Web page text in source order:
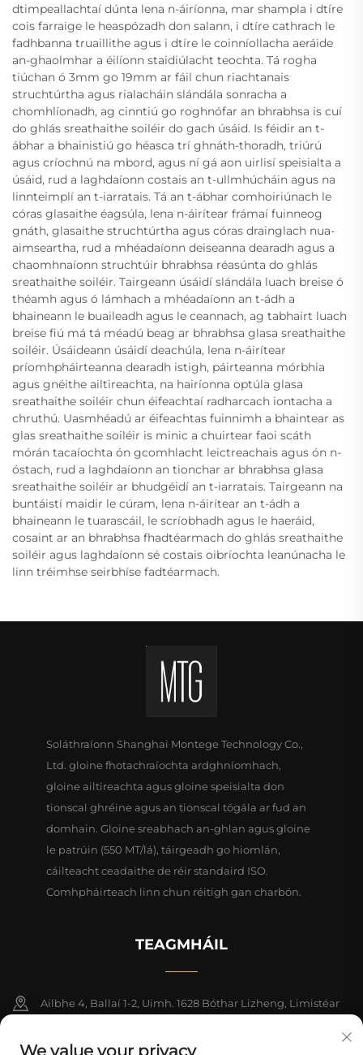
dtimpeallachtaí dúnta lena n-áiríonna, mar shampla i dtíre
cois farraige le heaspózadh don salann, i dtíre cathrach le
fadhbanna truaillithe agus i dtíre le coinníollacha aeráide
an-ghaolmhar a éilíonn staidiúlacht teochta. Tá rogha
tiúchan ó 3mm go 19mm ar fáil chun riachtanais
struchtúrtha agus rialacháin slándála sonracha a
chomhlíonadh, ag cinntiú go roghnófar an bhrabhsa is cuí
do ghlás sreathaithe soiléir do gach úsáid. Is féidir an t-
ábhar a bhainistiú go héasca trí ghnáth-thoradh, triúrú
agus críochnú na mbord, agus ní gá aon uirlisí speisialta a
úsáid, rud a laghdaíonn costais an t-ullmhúcháin agus na
linnteimplí an t-iarratais. Tá an t-ábhar comhoiriúnach le
córas glasaithe éagsúla, lena n-áirítear frámaí fuinneog
gnáth, glasaithe struchtúrtha agus córas drainglach nua-
aimseartha, rud a mhéadaíonn deiseanna dearadh agus a
chaomhnaíonn struchtúir bhrabhsa réasúnta do ghlás
sreathaithe soiléir. Tairgeann úsáidí slándála luach breise ó
théamh agus ó lámhach a mhéadaíonn an t-ádh a
bhaineann le buaileadh agus le ceannach, ag tabhairt luach
breise fiú má tá méadú beag ar bhrabhsa glasa sreathaithe
soiléir. Úsáideann úsáidí deachúla, lena n-áirítear
príomhpháirteanna dearadh istigh, páirteanna mórbhia
agus gnéithe ailtireachta, na hairíonna optúla glasa
sreathaithe soiléir chun éifeachtaí radharcach iontacha a
chruthú. Uasmhéadú ar éifeachtas fuinnimh a bhaintear as
glas sreathaithe soiléir is minic a chuirtear faoi scáth
mórán tacaíochta ón gcomhlacht leictreachais agus ón n-
óstach, rud a laghdaíonn an tionchar ar bhrabhsa glasa
sreathaithe soiléir ar bhudgéidí an t-iarratais. Tairgeann na
buntáistí maidir le cúram, lena n-áirítear an t-ádh a
bhaineann le tuarascáil, le scríobhadh agus le haeráid,
cosaint ar an bhrabhsa fhadtéarmach do ghlás sreathaithe
soiléir agus laghdaíonn sé costais oibríochta leanúnacha le
linn tréimhse seirbhíse fadtéarmach.
Soláthraíonn Shanghai Montege Technology Co.,
Ltd. gloine fhotachraíochta ardghníomhach,
gloine ailtireachta agus gloine speisialta don
tionscal ghréine agus an tionscal tógála ar fud an
domhain. Gloine sreabhach an-ghlan agus gloine
le patrúin (550 MT/lá), táirgeadh go hiomlán,
cáilteacht ceadaithe de réir standaird ISO.
Comhpháirteach linn chun réitigh gan charbón.
TEAGMHÁIL
Ailbhe 4, Ballaí 1-2, Uimh. 1628 Bóthar Lizheng, Limistéar
We value your privacy